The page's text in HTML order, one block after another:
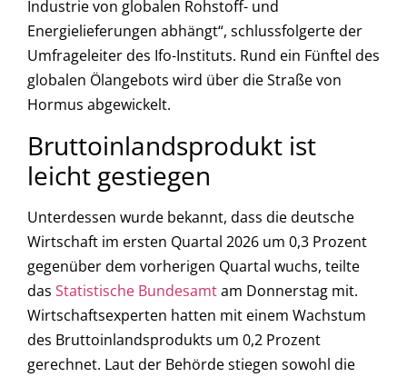
Industrie von globalen Rohstoff- und
Energielieferungen abhängt“, schlussfolgerte der
Umfrageleiter des Ifo-Instituts. Rund ein Fünftel des
globalen Ölangebots wird über die Straße von
Hormus abgewickelt.
Bruttoinlandsprodukt ist
leicht gestiegen
Unterdessen wurde bekannt, dass die deutsche
Wirtschaft im ersten Quartal 2026 um 0,3 Prozent
gegenüber dem vorherigen Quartal wuchs, teilte
das Statistische Bundesamtam Donnerstag mit.
Wirtschaftsexperten hatten mit einem Wachstum
des Bruttoinlandsprodukts um 0,2 Prozent
gerechnet. Laut der Behörde stiegen sowohl die